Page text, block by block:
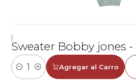
Sweater Bobby jones -
Cantidad
Agregar al Carro